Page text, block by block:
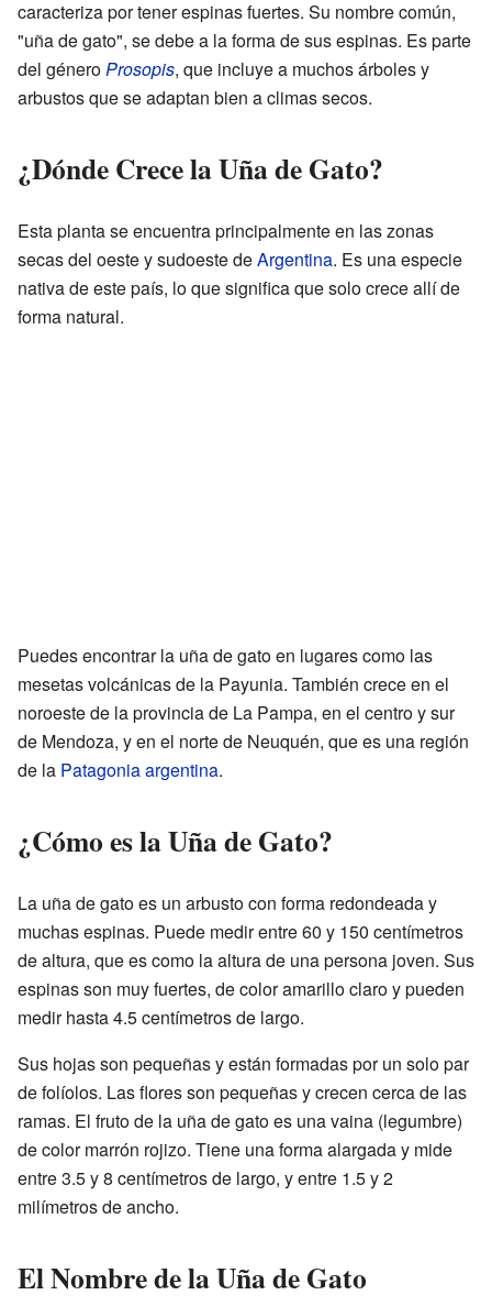
caracteriza por tener espinas fuertes. Su nombre común,
"uña de gato", se debe a la forma de sus espinas. Es parte
del géneroProsopis, que incluye a muchos árboles y
arbustos que se adaptan bien a climas secos.
¿Dónde Crece la Uña de Gato?
Esta planta se encuentra principalmente en las zonas
secas del oeste y sudoeste deArgentina. Es una especie
nativa de este país, lo que significa que solo crece allí de
forma natural.
Puedes encontrar la uña de gato en lugares como las
mesetas volcánicas de la Payunia. También crece en el
noroeste de la provincia de La Pampa, en el centro y sur
de Mendoza, y en el norte de Neuquén, que es una región
de la Patagonia argentina.
¿Cómo es la Uña de Gato?
La uña de gato es un arbusto con forma redondeada y
muchas espinas. Puede medir entre 60 y 150 centímetros
de altura, que es como la altura de una persona joven. Sus
espinas son muy fuertes, de color amarillo claro y pueden
medir hasta 4.5 centímetros de largo.
Sus hojas son pequeñas y están formadas por un solo par
de folíolos. Las flores son pequeñas y crecen cerca de las
ramas. El fruto de la uña de gato es una vaina (legumbre)
de color marrón rojizo. Tiene una forma alargada y mide
entre 3.5 y 8 centímetros de largo, y entre 1.5 y 2
milímetros de ancho.
El Nombre de la Uña de Gato